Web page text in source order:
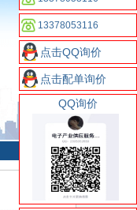
13378053116
点击QQ询价
点击配单询价
QQ询价